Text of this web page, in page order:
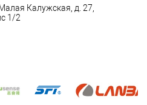
Калужская, д. 27,
1/2